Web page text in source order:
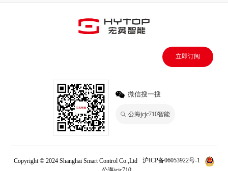
立即订阅
微信搜一搜
公海jcjc710智能
Copyright © 2024 Shanghai Smart Control Co.,Ltd
沪ICP备06053922号-1